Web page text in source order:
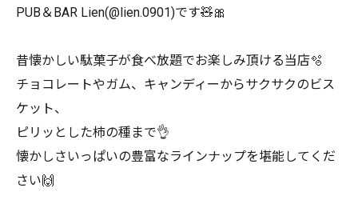
PUB＆BAR Lien(@lien.0901)です🧸🎀
昔懐かしい駄菓子が食べ放題でお楽しみ頂ける当店🫧
チョコレートやガム、キャンディーからサクサクのビス
ケット、
ピリッとした柿の種まで👌
懐かしさいっぱいの豊富なラインナップを堪能してくだ
さい🙌